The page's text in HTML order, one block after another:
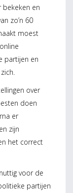
bekeken en
zo’n 60
moest
partijen en
over
doen
er
zijn
het correct
voor de
partijen